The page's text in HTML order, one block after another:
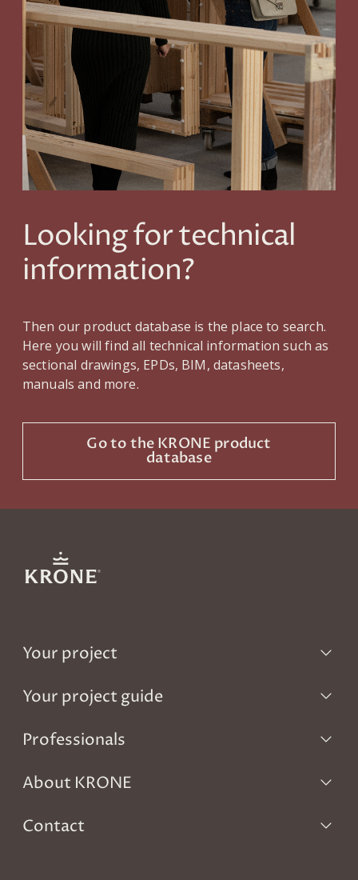
Looking for technical
information?
Then our product database is the place to search.
Here you will find all technical information such as
sectional drawings, EPDs, BIM, datasheets,
manuals and more.
Go to the KRONE product
database
Your project
Your project guide
Professionals
About KRONE
Contact